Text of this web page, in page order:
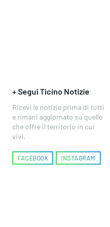
+ Segui Ticino Notizie
Ricevi le notizie prima di tutti
e rimani aggiornato su quello
che offre il territorio in cui
vivi.
FACEBOOK INSTAGRAM